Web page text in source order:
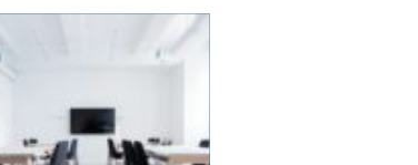
Lanthotell erbjuder inte
bara en säng att sova i,
utan också en oas
bortom stadens brus, där